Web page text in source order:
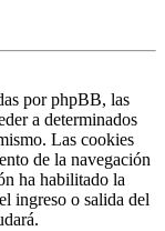
por phpBB, las
a determinados
Las cookies
de la navegación
ha habilitado la
ingreso o salida del